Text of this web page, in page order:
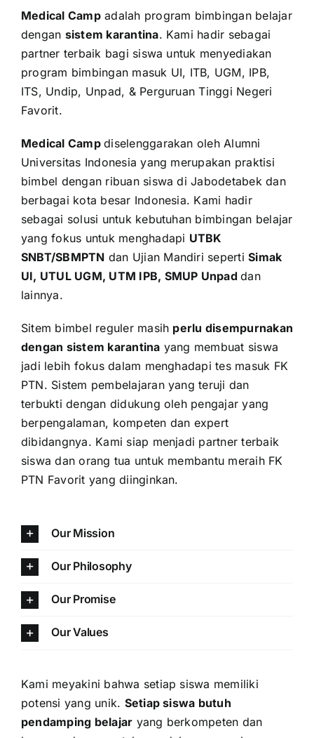
Medical Campadalah program bimbingan belajar
dengan sistem karantina. Kami hadir sebagai
partner terbaik bagi siswa untuk menyediakan
program bimbingan masuk UI, ITB, UGM, IPB,
ITS, Undip, Unpad, & Perguruan Tinggi Negeri
Favorit.
Medical Campdiselenggarakan oleh Alumni
Universitas Indonesia yang merupakan praktisi
bimbel dengan ribuan siswa di Jabodetabek dan
berbagai kota besar Indonesia. Kami hadir
sebagai solusi untuk kebutuhan bimbingan belajar
yang fokus untuk menghadapi UTBK
SNBT/SBMPTN dan Ujian Mandiri sepertiSimak
UI, UTUL UGM, UTM IPB, SMUP Unpaddan
lainnya.
Sitem bimbel reguler masih perlu disempurnakan
dengan sistem karantina yang membuat siswa
jadi lebih fokus dalam menghadapi tes masuk FK
PTN. Sistem pembelajaran yang teruji dan
terbukti dengan didukung oleh pengajar yang
berpengalaman, kompeten dan expert
dibidangnya. Kami siap menjadi partner terbaik
siswa dan orang tua untuk membantu meraih FK
PTN Favorit yang diinginkan.
Our Mission
Our Philosophy
Our Promise
Our Values
Kami meyakini bahwa setiap siswa memiliki
potensi yang unik. Setiap siswa butuh
pendamping belajar yang berkompeten dan